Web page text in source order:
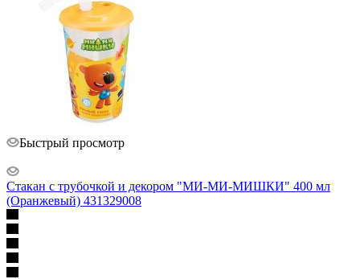
Быстрый просмотр
Стакан с трубочкой и декором "МИ-МИ-МИШКИ" 400 мл
(Оранжевый) 431329008